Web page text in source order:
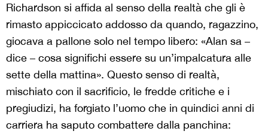
Richardson si affida al senso della realtà che gli è
rimasto appiccicato addosso da quando, ragazzino,
giocava a pallone solo nel tempo libero: «Alan sa –
dice – cosa significhi essere su un’impalcatura alle
sette della mattina». Questo senso di realtà,
mischiato con il sacrificio, le fredde critiche e i
pregiudizi, ha forgiato l’uomo che in quindici anni di
carriera ha saputo combattere dalla panchina: